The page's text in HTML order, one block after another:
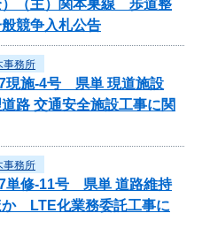
）（主）関本巣線 歩道整
競争入札公告
事務所
現施-4号 県単 現道施設
路 交通安全施設工事に関
事務所
単修-11号 県単 道路維持
LTE化業務委託工事に